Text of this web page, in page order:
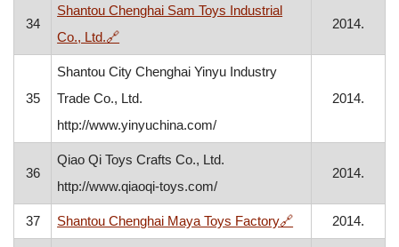
34
Shantou Chenghai Sam Toys Industrial
Co., Ltd.🔗, otvara se u novom prozoru
2014.
35
Shantou City Chenghai Yinyu Industry
Trade Co., Ltd.
http://www.yinyuchina.com/
2014.
36
Qiao Qi Toys Crafts Co., Ltd.
http://www.qiaoqi-toys.com/
2014.
37 Shantou Chenghai Maya Toys Factory🔗, otvara se u
2014.